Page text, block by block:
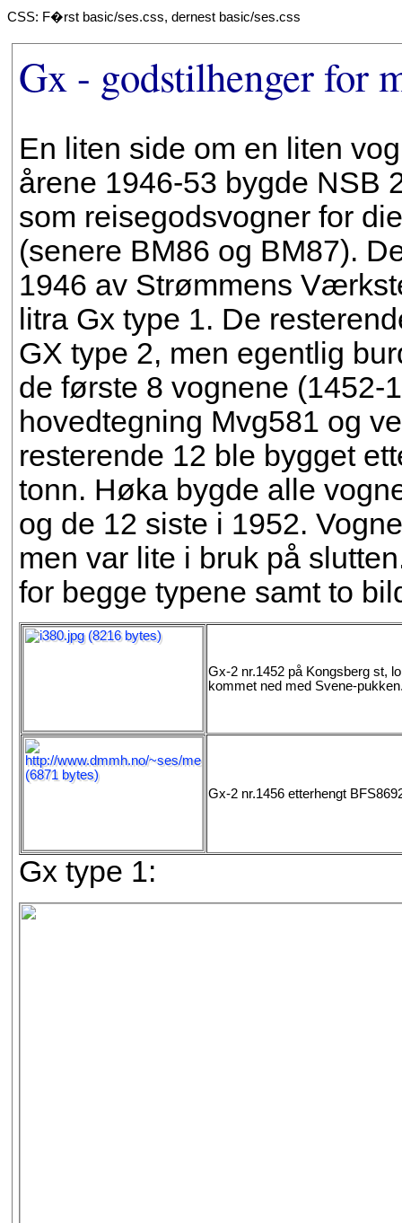
CSS: F�rst basic/ses.css, dernest basic/ses.css
Gx - godstilhenger for
En liten side om en liten
årene 1946-53 bygde NSB
som reisegodsvogner for
(senere BM86 og BM87).
1946 av Strømmens
litra Gx type 1. De
GX type 2, men egentlig
de første 8 vognene (1452-
hovedtegning Mvg581 og
resterende 12 ble bygget
tonn. Høka bygde alle
og de 12 siste i 1952.
men var lite i bruk på
for begge typene samt to
Gx-2 nr.1452 på Kongsberg st,
kommet ned med Svene-
Gx-2 nr.1456 etterhengt
Gx type 1: